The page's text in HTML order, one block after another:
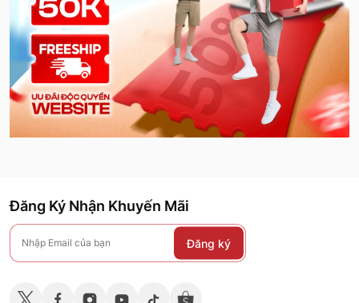
Đăng Ký Nhận Khuyến Mãi
Đăng ký